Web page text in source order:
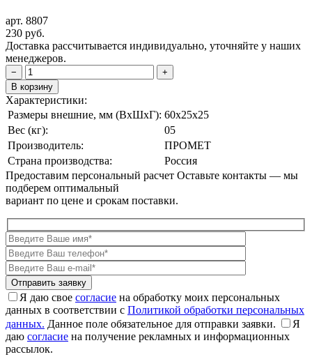
арт. 8807
230 руб.
Доставка рассчитывается индивидуально, уточняйте у наших
менеджеров.
−
+
В корзину
Характеристики:
Размеры внешние, мм (ВxШxГ): 60x25x25
Вес (кг):
05
Производитель:
ПРОМЕТ
Страна производства:
Россия
Предоставим персональный расчет Оставьте контакты — мы
подберем оптимальный
вариант по цене и срокам поставки.
Я даю свое согласие на обработку моих персональных
данных в соответствии с Политикой обработки персональных
данных. Данное поле обязательное для отправки заявки.
Я
даю согласие на получение рекламных и информационных
рассылок.